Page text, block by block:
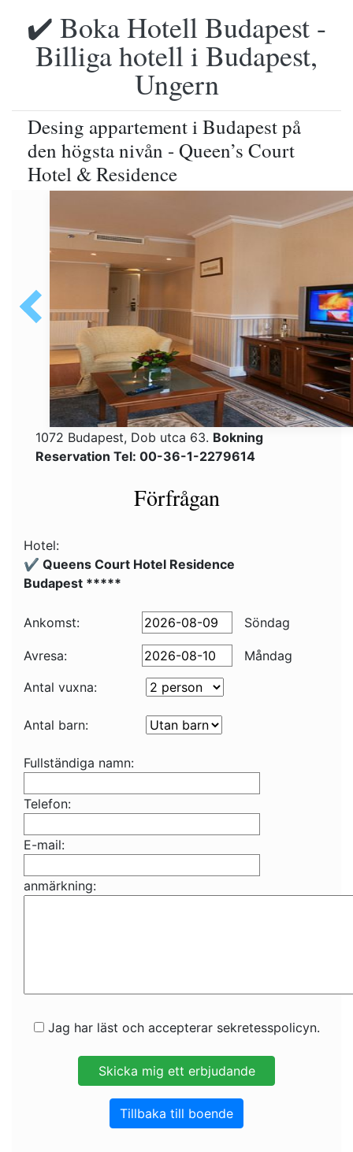
✔️ Boka Hotell Budapest -
Billiga hotell i Budapest,
Ungern
Desing appartement i Budapest på
den högsta nivån - Queen’s Court
Hotel & Residence
1072 Budapest, Dob utca 63. Bokning
Reservation Tel: 00-36-1-2279614
Förfrågan
Hotel:
✔️ Queens Court Hotel Residence
Budapest *****
Ankomst: Söndag
Avresa:
Måndag
Antal vuxna:
Antal barn:
Fullständiga namn:
Telefon:
E-mail:
anmärkning:
Jag har läst och accepterar sekretesspolicyn.
Tillbaka till boende